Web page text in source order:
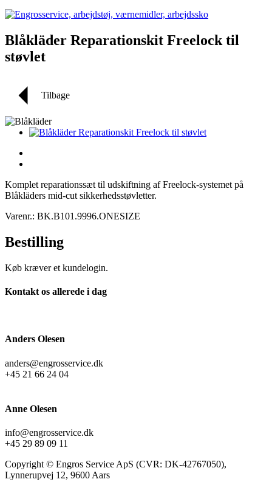
Blåkläder Reparationskit Freelock til
støvlet
Tilbage
Komplet reparationssæt til udskiftning af Freelock-systemet på
Blåkläders mid-cut sikkerhedsstøvletter.
Varenr.: BK.B101.9996.ONESIZE
Bestilling
Køb kræver et kundelogin.
Kontakt os allerede i dag
Anders Olesen
anders@engrosservice.dk
+45 21 66 24 04
Anne Olesen
info@engrosservice.dk
+45 29 89 09 11
Copyright © Engros Service ApS (CVR: DK-42767050),
Lynnerupvej 12, 9600 Aars